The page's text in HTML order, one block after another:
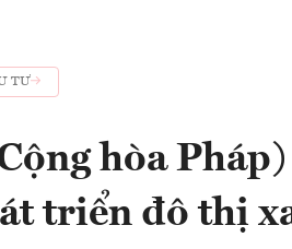
TƯ
hòa
triển đô thị